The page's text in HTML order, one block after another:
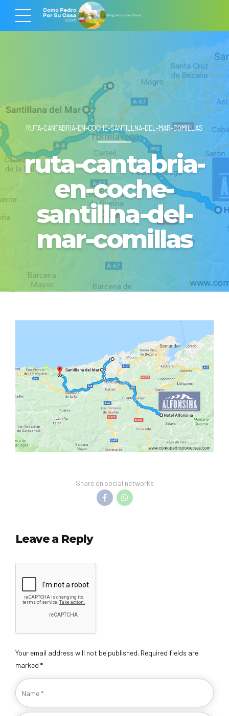
RUTA-CANTABRIA-EN-COCHE-SANTILLNA-DEL-MAR-COMILLAS
ruta-cantabria-
en-coche-
santillna-del-
mar-comillas
Share on social networks
Leave a Reply
Your email address will not be published. Required fields are
marked *